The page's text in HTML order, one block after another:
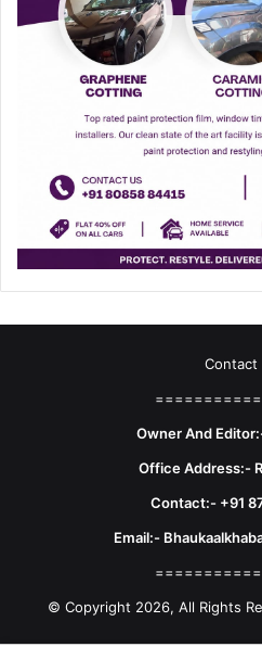
Contact
Owner And
Office Address:-
Contact:- +91
Email:-
© Copyright 2026, All Rights